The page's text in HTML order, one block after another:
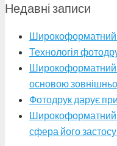
Недавні записи
Широкоформатний
Технологія
Широкоформатний
основою
Фотодрук дарує
Широкоформатний
сфера його